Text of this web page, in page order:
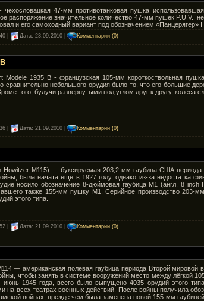
чехословацкая 47-мм противотанковая пушка
распоряжение значительное количество 47-мм пушек
и его самоходный вариант под обозначением «Панцерягер» I
| Дата: 23.09.2010 Комментарии (0)
Modele 1935 В - французская 105-мм короткоствольная
сравнительно небольшого орудия было то, что его большие
того, будучи развернутыми под углом друг к другу, колеса
| Дата: 21.09.2010 Комментарии (0)
Howitzer M115) — буксируемая 203,2-мм гаубица США
была начата ещё в 1927 году, однако из-за недостатка
носило обозначение 8-дюймовая гаубица M1 (англ. 8
также 155-мм пушку M1. Серийное производство
этого типа.
| Дата: 21.09.2010 Комментарии (0)
— американская полевая гаубица периода Второй
чтобы занять в системе вооружений место между лёгкой
июнь 1945 года, всего было выпущено 4035 орудий этого
на всех театрах военных действий. После войны получила
войнах, прежде чем была заменена новой 155-мм гаубицей